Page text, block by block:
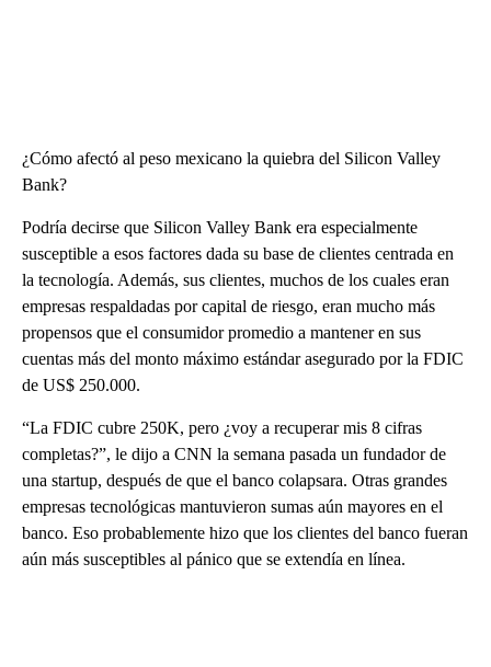
¿Cómo afectó al peso mexicano la quiebra del Silicon Valley
Bank?
Podría decirse que Silicon Valley Bank era especialmente
susceptible a esos factores dada su base de clientes centrada en
la tecnología. Además, sus clientes, muchos de los cuales eran
empresas respaldadas por capital de riesgo, eran mucho más
propensos que el consumidor promedio a mantener en sus
cuentas más del monto máximo estándar asegurado por la FDIC
de US$ 250.000.
“La FDIC cubre 250K, pero ¿voy a recuperar mis 8 cifras
completas?”, le dijo a CNN la semana pasada un fundador de
una startup, después de que el banco colapsara. Otras grandes
empresas tecnológicas mantuvieron sumas aún mayores en el
banco. Eso probablemente hizo que los clientes del banco fueran
aún más susceptibles al pánico que se extendía en línea.